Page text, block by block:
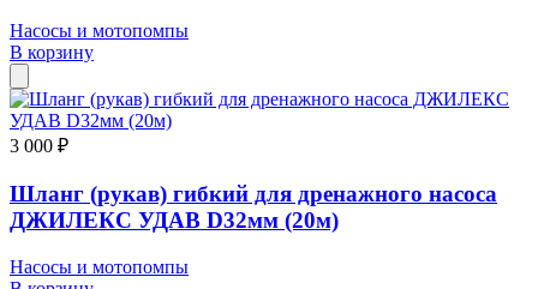
Насосы и мотопомпы
В корзину
3 000 ₽
Шланг (рукав) гибкий для дренажного насоса
ДЖИЛЕКС УДАВ D32мм (20м)
Насосы и мотопомпы